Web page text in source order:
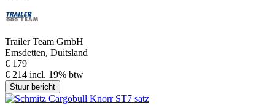
Trailer Team GmbH
Emsdetten, Duitsland
€ 179
€ 214 incl. 19% btw
Stuur bericht